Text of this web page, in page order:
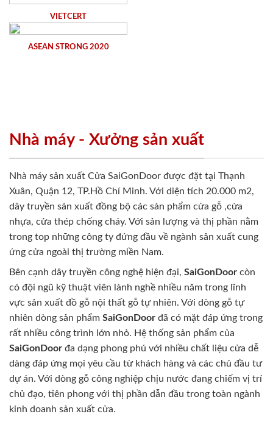
VIETCERT
ASEAN STRONG 2020
Nhà máy - Xưởng sản xuất
Nhà máy sản xuất Cửa SaiGonDoor được đặt tại Thạnh
Xuân, Quận 12, TP.Hồ Chí Minh. Với diện tích 20.000 m2,
dây truyền sản xuất đồng bộ các sản phẩm cửa gỗ ,cửa
nhựa, cửa thép chống cháy. Với sản lượng và thị phần nằm
trong top những công ty đứng đầu về ngành sản xuất cung
ứng cửa ngoài thị trường miền Nam.
Bên cạnh dây truyền công nghệ hiện đại, SaiGonDoor còn
có đội ngũ kỹ thuật viên lành nghề nhiều năm trong lĩnh
vực sản xuất đồ gỗ nội thất gỗ tự nhiên. Với dòng gỗ tự
nhiên dòng sản phẩm SaiGonDoor đã có mặt đáp ứng trong
rất nhiều công trình lớn nhỏ. Hệ thống sản phẩm của
SaiGonDoor đa dạng phong phú với nhiều chất liệu cửa dễ
dàng đáp ứng mọi yêu cầu từ khách hàng và các chủ đầu tư
dự án. Với dòng gỗ công nghiệp chịu nước đang chiếm vị trí
chủ đạo, tiên phong với thị phần dẫn đầu trong toàn ngành
kinh doanh sản xuất cửa.